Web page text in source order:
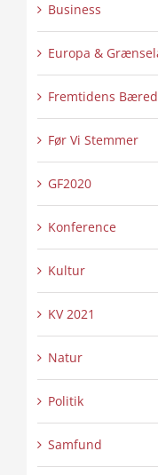
Business
Europa &
Fremtidens
Før Vi Stemmer
GF2020
Konference
Kultur
KV 2021
Natur
Politik
Samfund